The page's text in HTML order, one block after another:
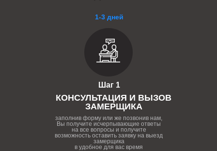
1-3 дней
Шаг 1
КОНСУЛЬТАЦИЯ И ВЫЗОВ
ЗАМЕРЩИКА
заполнив форму или же позвонив нам,
Вы получите исчерпывающие ответы
на все вопросы и получите
возможность оставить заявку на выезд
замерщика
в удобное для вас время